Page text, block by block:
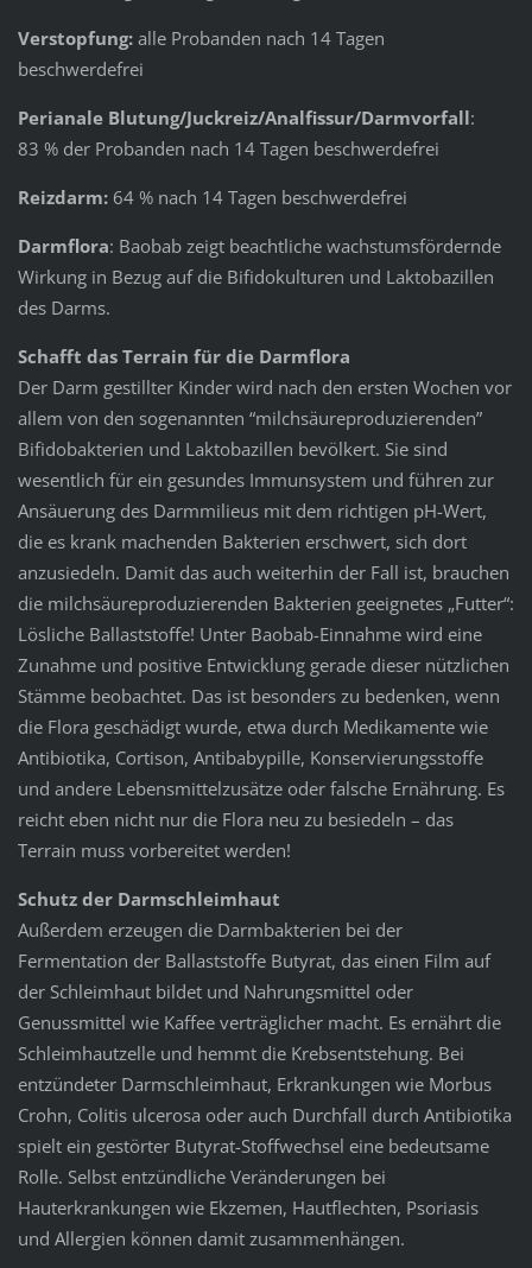
Verstopfung: alle Probanden nach 14 Tagen
beschwerdefrei
Perianale Blutung/Juckreiz/Analfissur/Darmvorfall:
83 % der Probanden nach 14 Tagen beschwerdefrei
Reizdarm:64 % nach 14 Tagen beschwerdefrei
Darmflora: Baobab zeigt beachtliche wachstumsfördernde
Wirkung in Bezug auf die Bifidokulturen und Laktobazillen
des Darms.
Schafft das Terrain für die Darmflora
Der Darm gestillter Kinder wird nach den ersten Wochen vor
allem von den sogenannten “milchsäureproduzierenden”
Bifidobakterien und Laktobazillen bevölkert. Sie sind
wesentlich für ein gesundes Immunsystem und führen zur
Ansäuerung des Darmmilieus mit dem richtigen pH-Wert,
die es krank machenden Bakterien erschwert, sich dort
anzusiedeln. Damit das auch weiterhin der Fall ist, brauchen
die milchsäureproduzierenden Bakterien geeignetes „Futter“:
Lösliche Ballaststoffe! Unter Baobab-Einnahme wird eine
Zunahme und positive Entwicklung gerade dieser nützlichen
Stämme beobachtet. Das ist besonders zu bedenken, wenn
die Flora geschädigt wurde, etwa durch Medikamente wie
Antibiotika, Cortison, Antibabypille, Konservierungsstoffe
und andere Lebensmittelzusätze oder falsche Ernährung. Es
reicht eben nicht nur die Flora neu zu besiedeln – das
Terrain muss vorbereitet werden!
Schutz der Darmschleimhaut
Außerdem erzeugen die Darmbakterien bei der
Fermentation der Ballaststoffe Butyrat, das einen Film auf
der Schleimhaut bildet und Nahrungsmittel oder
Genussmittel wie Kaffee verträglicher macht. Es ernährt die
Schleimhautzelle und hemmt die Krebsentstehung. Bei
entzündeter Darmschleimhaut, Erkrankungen wie Morbus
Crohn, Colitis ulcerosa oder auch Durchfall durch Antibiotika
spielt ein gestörter Butyrat-Stoffwechsel eine bedeutsame
Rolle. Selbst entzündliche Veränderungen bei
Hauterkrankungen wie Ekzemen, Hautflechten, Psoriasis
und Allergien können damit zusammenhängen.